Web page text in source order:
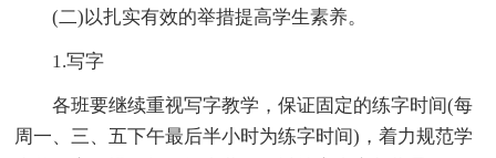
(二)以扎实有效的举措提高学生素养。
1.写字
各班要继续重视写字教学，保证固定的练字时间(每
周一、三、五下午最后半小时为练字时间)，着力规范学